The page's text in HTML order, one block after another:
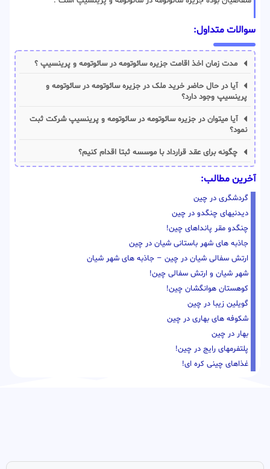
سوالات متداول:
مدت زمان اخذ اقامت جزیره سائوتومه در سائوتومه و پرینسیپ ؟
آیا در حال حاضر خرید ملک در جزیره سائوتومه در سائوتومه و
پرینسیپ وجود دارد؟
آیا میتوان در جزیره سائوتومه در سائوتومه و پرینسیپ شرکت ثبت
نمود؟
چگونه برای عقد قرارداد با موسسه ثبتا اقدام کنیم؟
آخرین مطالب:
گردشگری در چین
دیدنیهای چنگدو در چین
چنگدو مقر پانداهای چین!
جاذبه های شهر باستانی شیان در چین
ارتش سفالی شیان در چین – جاذبه های شهر شیان
شهر شیان و ارتش سفالی چین!
کوهستان هوانگشان چین!
گویلین زیبا در چین
شکوفه های بهاری در چین
بهار در چین
پلتفرمهای رایج در چین!
غذاهای چینی کره ای!